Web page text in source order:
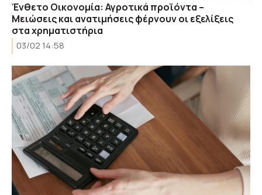
Ένθετο Οικονομία: Αγροτικά προϊόντα –
Μειώσεις και ανατιμήσεις φέρνουν οι εξελίξεις
στα χρηματιστήρια
03/02 14:58